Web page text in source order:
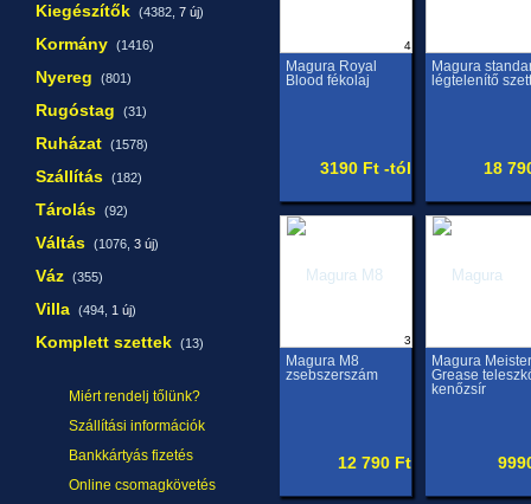
Kiegészítők (4382, 7 új)
Kormány (1416)
Nyereg (801)
Rugóstag (31)
Ruházat (1578)
Szállítás (182)
Tárolás (92)
Váltás (1076, 3 új)
Váz (355)
Villa (494, 1 új)
Komplett szettek (13)
Miért rendelj tőlünk?
Szállítási információk
Bankkártyás fizetés
Online csomagkövetés
4
Magura Royal
Blood fékolaj
3190 Ft -tól
Magura
légtelenítő szett
18
3
Magura M8
zsebszerszám
12 790 Ft
Magura Meister
Grease
kenőzsír